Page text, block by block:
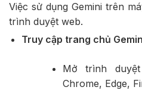
Việc sử dụng Gemini trên
trình duyệt web.
Truy cập trang chủ
Mở trình
Chrome, Edge,